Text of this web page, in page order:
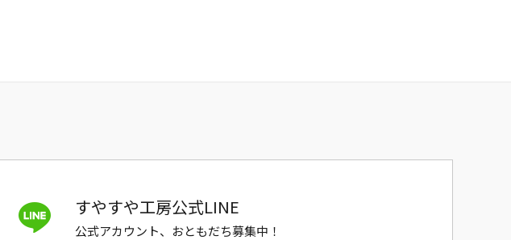
すやすや工房公式LINE
公式アカウント、おともだち募集中！